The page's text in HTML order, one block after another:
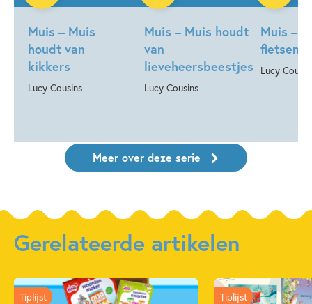
Muis – Muis
houdt van
kikkers
Lucy Cousins
Muis – Muis houdt
van
lieveheersbeestjes
Lucy Cousins
Muis –
fietsen
Lucy
Meer over deze serie
Gerelateerde artikelen
Tiplijst Tiplijst